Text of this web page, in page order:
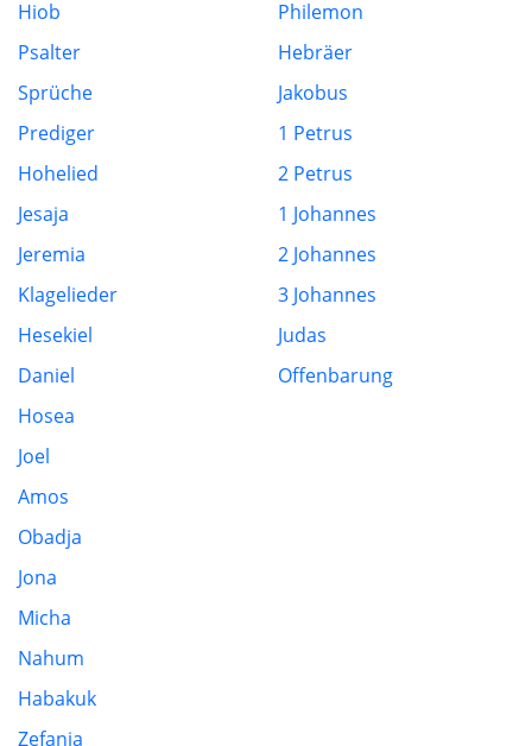
Hiob
Psalter
Sprüche
Prediger
Hohelied
Jesaja
Jeremia
Klagelieder
Hesekiel
Daniel
Hosea
Joel
Amos
Obadja
Jona
Micha
Nahum
Habakuk
Zefanja
Philemon
Hebräer
Jakobus
1 Petrus
2 Petrus
1 Johannes
2 Johannes
3 Johannes
Judas
Offenbarung